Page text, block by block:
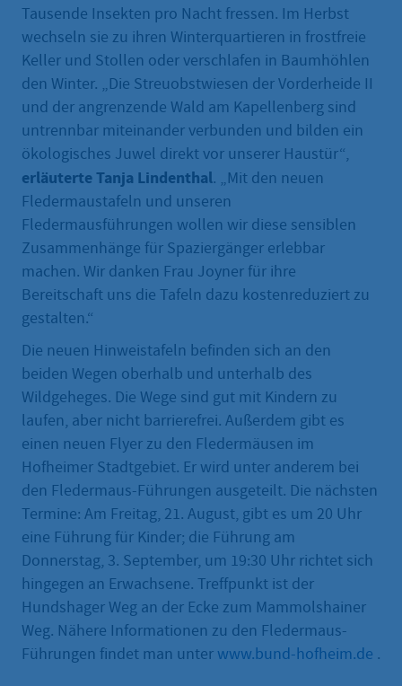
Tausende Insekten pro Nacht fressen. Im Herbst
wechseln sie zu ihren Winterquartieren in frostfreie
Keller und Stollen oder verschlafen in Baumhöhlen
den Winter. „Die Streuobstwiesen der Vorderheide II
und der angrenzende Wald am Kapellenberg sind
untrennbar miteinander verbunden und bilden ein
ökologisches Juwel direkt vor unserer Haustür“,
erläuterte Tanja Lindenthal. „Mit den neuen
Fledermaustafeln und unseren
Fledermausführungen wollen wir diese sensiblen
Zusammenhänge für Spaziergänger erlebbar
machen. Wir danken Frau Joyner für ihre
Bereitschaft uns die Tafeln dazu kostenreduziert zu
gestalten.“
Die neuen Hinweistafeln befinden sich an den
beiden Wegen oberhalb und unterhalb des
Wildgeheges. Die Wege sind gut mit Kindern zu
laufen, aber nicht barrierefrei. Außerdem gibt es
einen neuen Flyer zu den Fledermäusen im
Hofheimer Stadtgebiet. Er wird unter anderem bei
den Fledermaus-Führungen ausgeteilt. Die nächsten
Termine: Am Freitag, 21. August, gibt es um 20 Uhr
eine Führung für Kinder; die Führung am
Donnerstag, 3. September, um 19:30 Uhr richtet sich
hingegen an Erwachsene. Treffpunkt ist der
Hundshager Weg an der Ecke zum Mammolshainer
Weg. Nähere Informationen zu den Fledermaus-
Führungen findet man unter www.bund-hofheim.de .